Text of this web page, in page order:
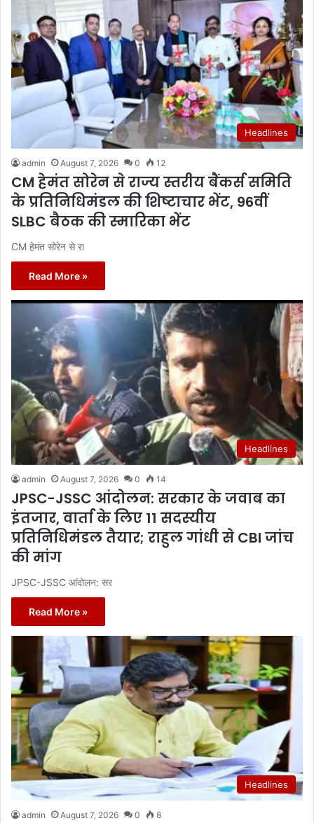
Headlines
admin August 7, 2026 0 12
CM हेमंत सोरेन से राज्य स्तरीय बैंकर्स समिति
के प्रतिनिधिमंडल की शिष्टाचार भेंट, 96वीं
SLBC बैठक की स्मारिका भेंट
CM हेमंत सोरेन से रा
Read More »
Headlines
admin August 7, 2026 0 14
JPSC-JSSC आंदोलन: सरकार के जवाब का
इंतजार, वार्ता के लिए 11 सदस्यीय
प्रतिनिधिमंडल तैयार; राहुल गांधी से CBI जांच
की मांग
JPSC-JSSC आंदोलन: सर
Read More »
Headlines
admin August 7, 2026 0 8